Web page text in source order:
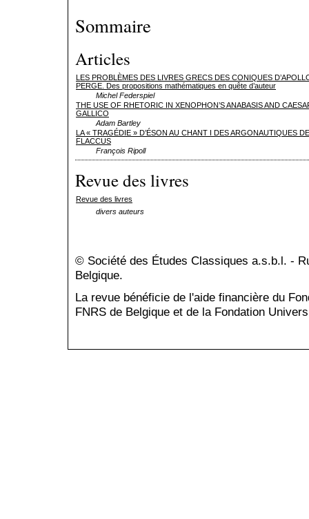
Sommaire
Articles
LES PROBLÈMES DES LIVRES GRECS DES CONIQUES
PERGE. Des propositions mathématiques en quête d’auteur
Michel Federspiel
THE USE OF RHETORIC IN XENOPHON’S ANABASIS AND
GALLICO
Adam Bartley
LA « TRAGÉDIE » D’ÉSON AU CHANT I DES ARGONAUTIQUES
FLACCUS
François Ripoll
Revue des livres
Revue des livres
divers auteurs
© Société des Études Classiques a.s.b.l. -
Belgique.
La revue bénéficie de l'aide financière du
FNRS de Belgique et de la Fondation